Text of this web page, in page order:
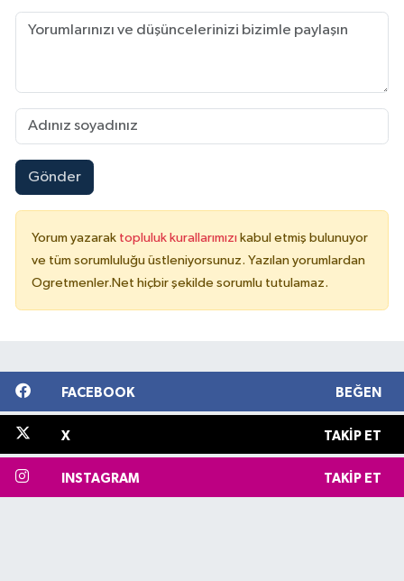
Gönder
Yorum yazarak topluluk kurallarımızı kabul etmiş bulunuyor
ve tüm sorumluluğu üstleniyorsunuz. Yazılan yorumlardan
Ogretmenler.Net hiçbir şekilde sorumlu tutulamaz.
FACEBOOK BEĞEN
X TAKIP ET
INSTAGRAM TAKIP ET